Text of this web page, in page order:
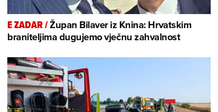
E ZADAR/Župan Bilaver iz Knina: Hrvatskim
braniteljima dugujemo vječnu zahvalnost